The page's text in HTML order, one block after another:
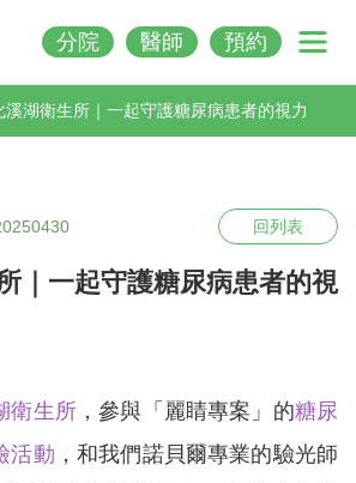
分院 醫師 預約
溪湖衛生所｜一起守護糖尿病患者的視力
回列表
｜一起守護糖尿病患者的視
衛生所 ，參與「麗睛專案」的糖尿
活動 ，和我們諾貝爾專業的驗光師